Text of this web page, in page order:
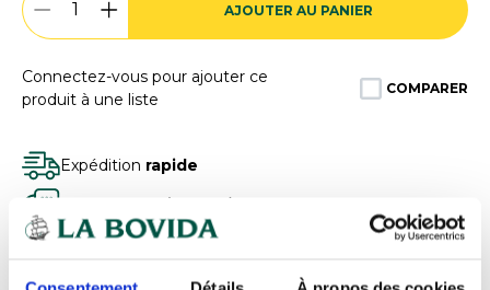
AJOUTER AU PANIER
Connectez-vous pour ajouter ce
produit à une liste
COMPARER
Expédition rapide
à votre écoute
Paiement100% sécurisé
Devisgratuits